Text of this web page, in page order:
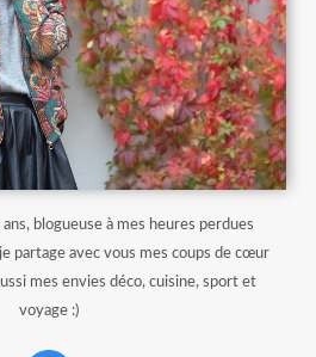
blogueuse à mes heures perdues
partage avec vous mes coups de cœur
mes envies déco, cuisine, sport et
voyage :)